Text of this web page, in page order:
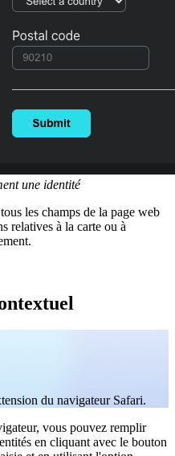
une identité
les champs de la page web
relatives à la carte ou à
du navigateur Safari.
vous pouvez remplir
en cliquant avec le bouton